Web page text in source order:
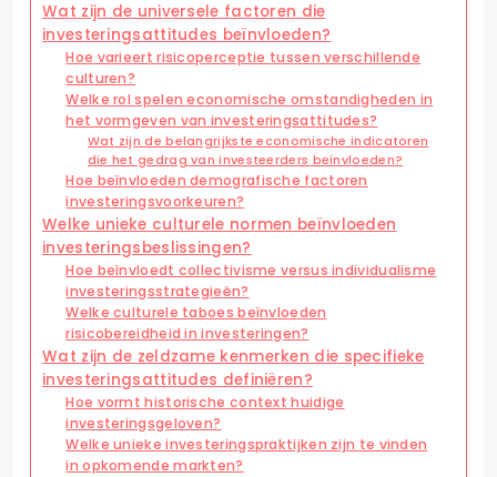
Wat zijn de universele factoren die
investeringsattitudes beïnvloeden?
Hoe varieert risicoperceptie tussen verschillende
culturen?
Welke rol spelen economische omstandigheden in
het vormgeven van investeringsattitudes?
Wat zijn de belangrijkste economische indicatoren
die het gedrag van investeerders beïnvloeden?
Hoe beïnvloeden demografische factoren
investeringsvoorkeuren?
Welke unieke culturele normen beïnvloeden
investeringsbeslissingen?
Hoe beïnvloedt collectivisme versus individualisme
investeringsstrategieën?
Welke culturele taboes beïnvloeden
risicobereidheid in investeringen?
Wat zijn de zeldzame kenmerken die specifieke
investeringsattitudes definiëren?
Hoe vormt historische context huidige
investeringsgeloven?
Welke unieke investeringspraktijken zijn te vinden
in opkomende markten?